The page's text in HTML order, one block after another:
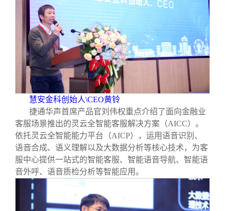
慧安金科创始人\CEO黄铃
捷通华声首席产品官刘伟权重点介绍了面向金融业
客服场景推出的灵云全智能客服解决方案（AICC）。
依托灵云全智能能力平台（AICP），运用语音识别、
语音合成、语义理解以及大数据分析等核心技术，为客
服中心提供一站式的智能客服、智能语音导航、智能语
音外呼、语音质检分析等智能应用。